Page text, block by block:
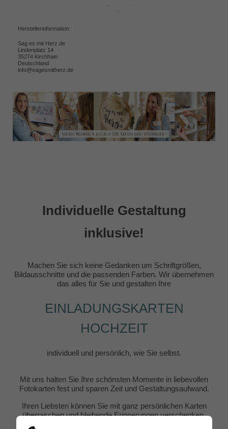
Herstellerinformation:
Sag es mit Herz.de
Lindenplatz 14
35274 Kirchhain
Deutschland
info@sagesmitherz.de
Individuelle Gestaltung
inklusive!
Machen Sie sich keine Gedanken um Schriftgrößen,
Bildausschnitte und die passenden Farben. Wir übernehmen
das alles für Sie und gestalten Ihre
EINLADUNGSKARTEN
HOCHZEIT
individuell und persönlich, wie Sie selbst.
Mit uns halten Sie Ihre schönsten Momente in liebevollen
Fotokarten fest und sparen Zeit und Gestaltungsaufwand.
Ihren Liebsten können Sie mit ganz persönlichen Karten
überraschen und bleibende Erinnerungen verschenken.